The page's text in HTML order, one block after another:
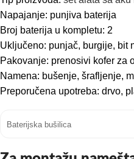
Napajanje: punjiva baterija
Broj baterija u kompletu: 2
Uključeno: punjač, burgije, bit
Pakovanje: prenosivi kofer za
Namena: bušenje, šrafljenje,
Preporučena upotreba: drvo,
Baterijska bušilica